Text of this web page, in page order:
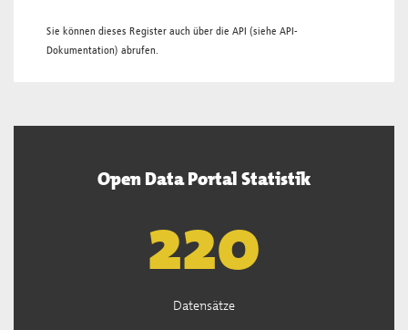
Sie können dieses Register auch über die API (siehe API-
Dokumentation) abrufen.
Open Data Portal Statistik
222
Datensätze